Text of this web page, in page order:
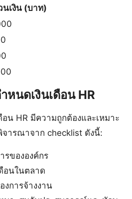
นเงิน (บาท)
หนดเงินเดือน HR
อน HR มีความถูกต้องและเหมาะ
จารณาจาก checklist ดังนี้:
รขององค์กร
อนในตลาด
การจ้างงาน